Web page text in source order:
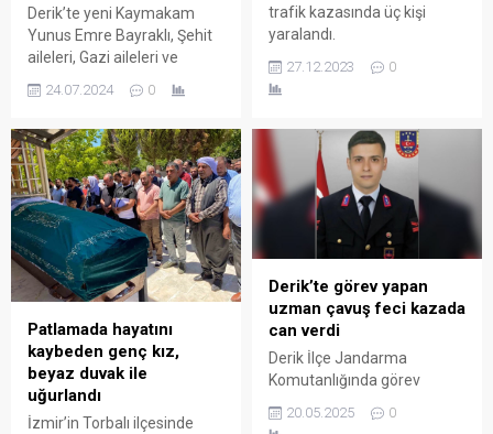
Derik’te yeni Kaymakam
Yunus Emre Bayraklı, Şehit
aileleri, Gazi aileleri ve
esnafları ziyaret ederek
göreve başladı.
24.07.2024 0
trafik kazasında üç kişi
yaralandı.
27.12.2023 0
Patlamada hayatını
kaybeden genç kız,
beyaz duvak ile
uğurlandı
İzmir’in Torbalı ilçesinde
Derik’te görev yapan
uzman çavuş feci kazada
can verdi
Derik İlçe Jandarma
Komutanlığında görev
Altındaş, geçirdiği kazada
20.05.2025 0